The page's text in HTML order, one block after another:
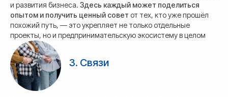
и развития бизнеса. Здесь каждый может поделиться
опытом и получить ценный совет от тех, кто уже прошёл
похожий путь, — это укрепляет не только отдельные
проекты, но и предпринимательскую экосистему в целом
3. Связи